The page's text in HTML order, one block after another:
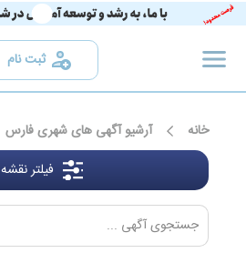
ثبت نام
خانه آرشیو آگهی های شهری فارس
فیلتر نقشه